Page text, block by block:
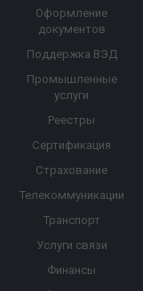
Оформление
документов
Поддержка ВЭД
Промышленные
услуги
Реестры
Сертификация
Страхование
Телекоммуникации
Транспорт
Услуги связи
Финансы